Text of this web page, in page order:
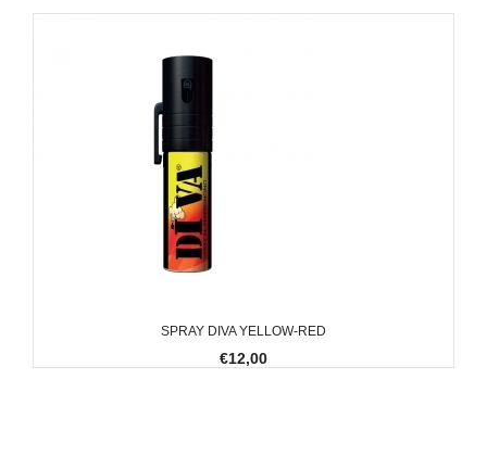
SPRAY DIVA YELLOW-RED
€12,00